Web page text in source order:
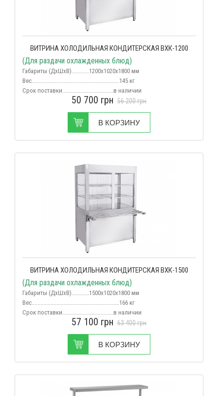
ВИТРИНА ХОЛОДИЛЬНАЯ КОНДИТЕРСКАЯ ВХК-1200
(Для раздачи охлажденных блюд)
Габариты (ДхШхВ)............1200х1020х1800 мм
Вес............................................................145 кг
Срок поставки...................................в наличии
50 700 грн 56 200грн
В КОРЗИНУ
ВИТРИНА ХОЛОДИЛЬНАЯ КОНДИТЕРСКАЯ ВХК-1500
(Для раздачи охлажденных блюд)
Габариты (ДхШхВ)............1500х1020х1800 мм
Вес............................................................166 кг
Срок поставки...................................в наличии
57 100 грн 63 400грн
В КОРЗИНУ